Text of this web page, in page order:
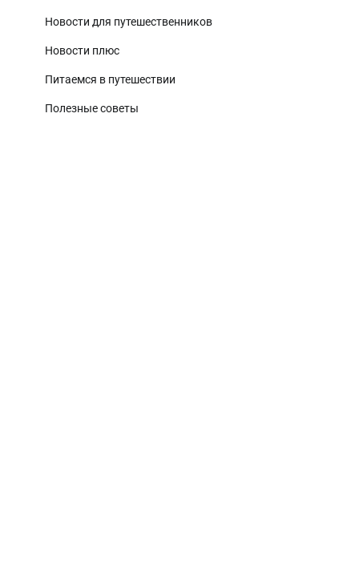
Новости для путешественников
Новости плюс
Питаемся в путешествии
Полезные советы